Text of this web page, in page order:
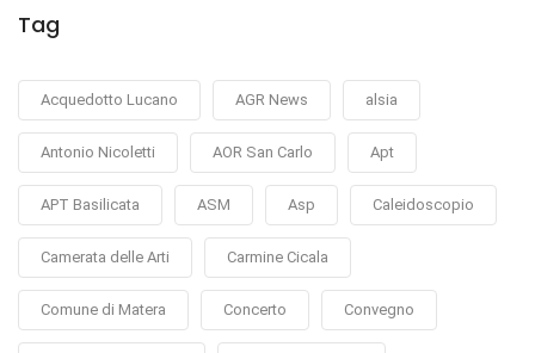
Tag
Acquedotto Lucano AGR News alsia
Antonio Nicoletti AOR San Carlo Apt
APT Basilicata ASM Asp Caleidoscopio
Camerata delle Arti Carmine Cicala
Comune di Matera Concerto Convegno